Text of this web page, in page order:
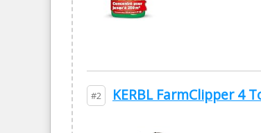
#2 KERBL FarmClipper 4